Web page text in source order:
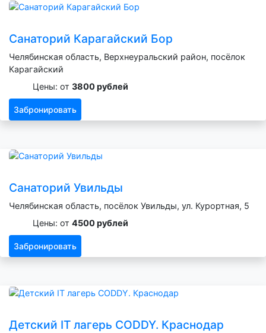
Санаторий Карагайский Бор
Челябинская область, Верхнеуральский район, посёлок
Карагайский
Цены: от 3800 рублей
Забронировать
Санаторий Увильды
Челябинская область, посёлок Увильды, ул. Курортная, 5
Цены: от 4500 рублей
Забронировать
Детский IT лагерь CODDY. Краснодар